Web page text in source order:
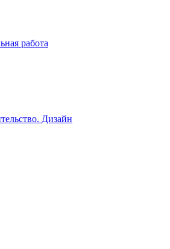
работа
Дизайн